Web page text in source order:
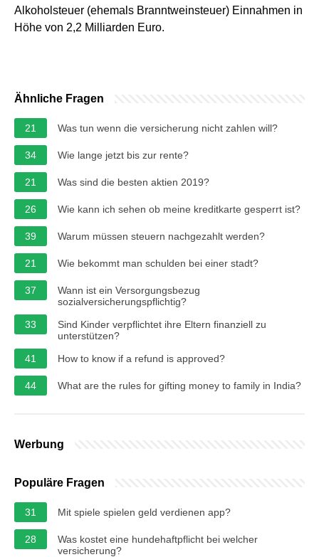
Alkoholsteuer (ehemals Branntweinsteuer) Einnahmen in
Höhe von 2,2 Milliarden Euro.
Ähnliche Fragen
21 Was tun wenn die versicherung nicht zahlen will?
34 Wie lange jetzt bis zur rente?
21 Was sind die besten aktien 2019?
26 Wie kann ich sehen ob meine kreditkarte gesperrt ist?
39 Warum müssen steuern nachgezahlt werden?
21 Wie bekommt man schulden bei einer stadt?
37
Wann ist ein Versorgungsbezug
sozialversicherungspflichtig?
33
Sind Kinder verpflichtet ihre Eltern finanziell zu
unterstützen?
41
How to know if a refund is approved?
44 What are the rules for gifting money to family in India?
Werbung
Populäre Fragen
31 Mit spiele spielen geld verdienen app?
28
Was kostet eine hundehaftpflicht bei welcher
versicherung?